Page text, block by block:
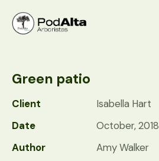
Green patio
Client
Isabella Hart
Date
October, 2018
Author
Amy Walker